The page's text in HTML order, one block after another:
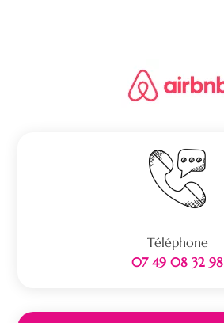
Téléphone
07 49 08 32 98